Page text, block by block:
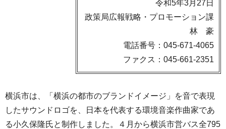
令和5年3月27日
政策局広報戦略・プロモーション課
林 豪
電話番号：045-671-4065
ファクス：045-661-2351
横浜市は、「横浜の都市のブランドイメージ」を音で表現
したサウンドロゴを、日本を代表する環境音楽作曲家であ
る小久保隆氏と制作しました。４月から横浜市営バス全795